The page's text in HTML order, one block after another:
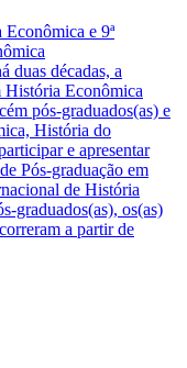
e 9ª
duas décadas, a
História Econômica
pós-graduados(as) e
História do
e apresentar
Pós-graduação em
de História
graduados(as), os(as)
a partir de